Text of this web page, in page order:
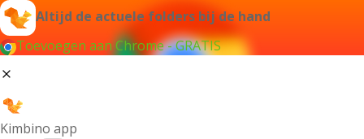
Altijd de actuele folders bij de hand
Toevoegen aan Chrome - GRATIS
Kimbino app